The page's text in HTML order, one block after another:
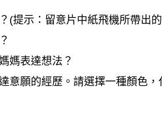
(提示：留意片中紙飛機所帶出
媽表達想法？
意願的經歷。請選擇一種顏色，